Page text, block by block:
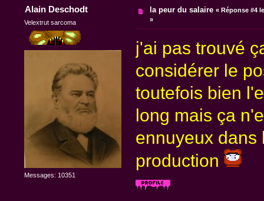
Alain Deschodt
Velextrut sarcoma
Messages: 10351
la peur du salaire « Réponse #4
»
j'ai pas trouvé
considérer le
toutefois bien
long mais ça
ennuyeux dans
production